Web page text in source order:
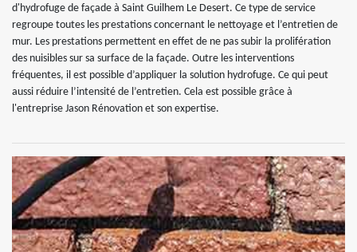
d'hydrofuge de façade à Saint Guilhem Le Desert. Ce type de service
regroupe toutes les prestations concernant le nettoyage et l’entretien de
mur. Les prestations permettent en effet de ne pas subir la prolifération
des nuisibles sur sa surface de la façade. Outre les interventions
fréquentes, il est possible d’appliquer la solution hydrofuge. Ce qui peut
aussi réduire l’intensité de l’entretien. Cela est possible grâce à
l'entreprise Jason Rénovation et son expertise.